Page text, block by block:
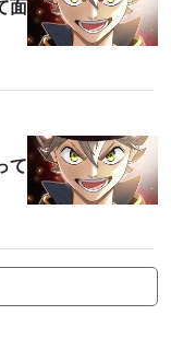
面
て